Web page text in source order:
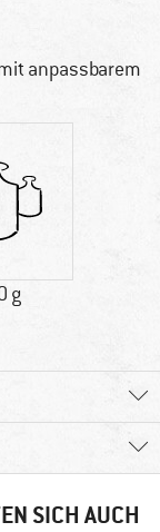
anpassbarem
g
SICH AUCH